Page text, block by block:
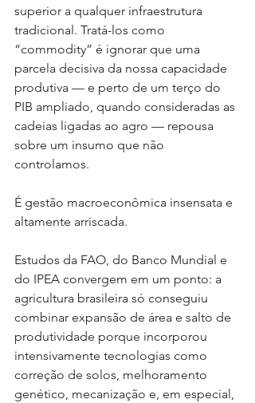
superior a qualquer infraestrutura
tradicional. Tratá-los como
“commodity” é ignorar que uma
parcela decisiva da nossa capacidade
produtiva — e perto de um terço do
PIB ampliado, quando consideradas as
cadeias ligadas ao agro — repousa
sobre um insumo que não
controlamos.
É gestão macroeconômica insensata e
altamente arriscada.
Estudos da FAO, do Banco Mundial e
do IPEA convergem em um ponto: a
agricultura brasileira só conseguiu
combinar expansão de área e salto de
produtividade porque incorporou
intensivamente tecnologias como
correção de solos, melhoramento
genético, mecanização e, em especial,